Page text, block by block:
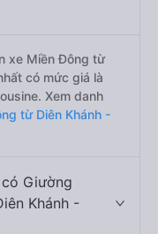
xe Miền Đông từ
có mức giá là
Xem danh
từ Diên Khánh -
Giường
Khánh -